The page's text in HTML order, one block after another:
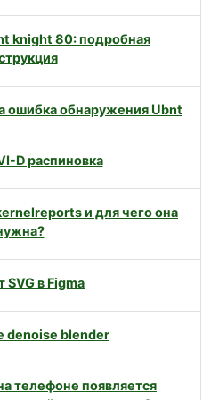
knight 80: подробная
ошибка обнаружения Ubnt
D распиновка
и для чего она
SVG в Figma
denoise blender
телефоне появляется